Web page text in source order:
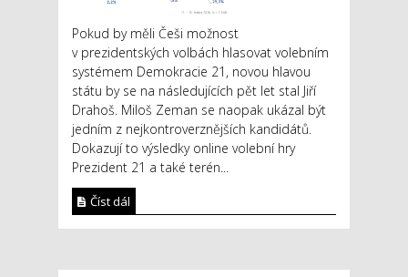
Pokud by měli Češi možnost
v prezidentských volbách hlasovat volebním
systémem Demokracie 21, novou hlavou
státu by se na následujících pět let stal Jiří
Drahoš. Miloš Zeman se naopak ukázal být
jedním z nejkontroverznějších kandidátů.
Dokazují to výsledky online volební hry
Prezident 21 a také terén...
Číst dál